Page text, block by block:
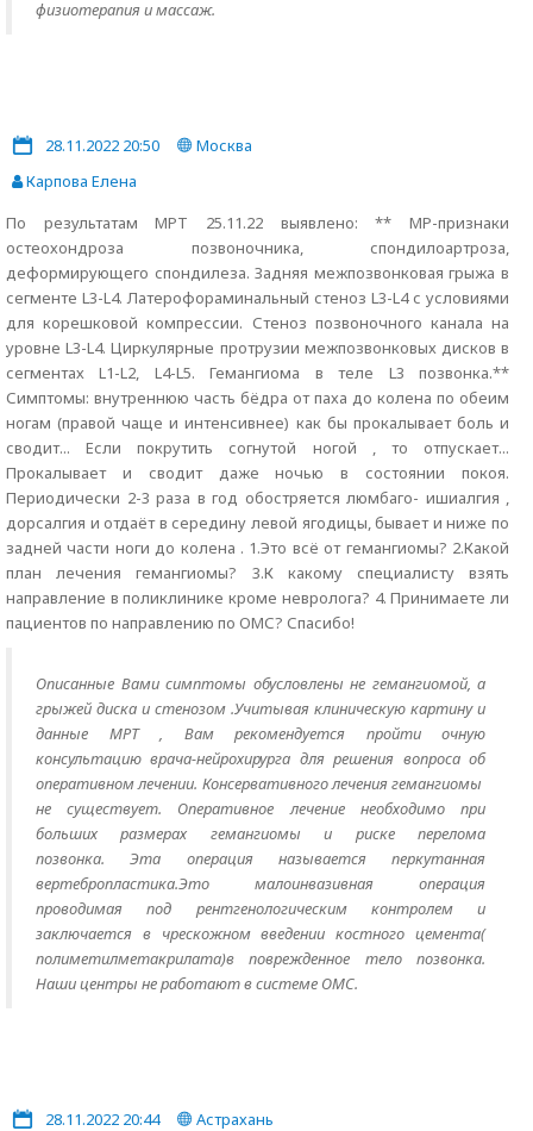
физиотерапия и массаж.
28.11.2022 20:50
Москва
Карпова Елена
По результатам МРТ 25.11.22 выявлено: ** МР-признаки
остеохондроза позвоночника, спондилоартроза,
деформирующего спондилеза. Задняя межпозвонковая грыжа в
сегменте L3-L4. Латерофораминальный стеноз L3-L4 с условиями
для корешковой компрессии. Стеноз позвоночного канала на
уровне L3-L4. Циркулярные протрузии межпозвонковых дисков в
сегментах L1-L2, L4-L5. Гемангиома в теле L3 позвонка.**
Симптомы: внутреннюю часть бёдра от паха до колена по обеим
ногам (правой чаще и интенсивнее) как бы прокалывает боль и
сводит... Если покрутить согнутой ногой , то отпускает...
Прокалывает и сводит даже ночью в состоянии покоя.
Периодически 2-3 раза в год обостряется люмбаго- ишиалгия ,
дорсалгия и отдаёт в середину левой ягодицы, бывает и ниже по
задней части ноги до колена . 1.Это всё от гемангиомы? 2.Какой
план лечения гемангиомы? 3.К какому специалисту взять
направление в поликлинике кроме невролога? 4. Принимаете ли
пациентов по направлению по ОМС? Спасибо!
Описанные Вами симптомы обусловлены не гемангиомой, а
грыжей диска и стенозом .Учитывая клиническую картину и
данные МРТ , Вам рекомендуется пройти очную
консультацию врача-нейрохирурга для решения вопроса об
оперативном лечении. Консервативного лечения гемангиомы
не существует. Оперативное лечение необходимо при
больших размерах гемангиомы и риске перелома
позвонка. Эта операция называется перкутанная
вертебропластика.Это малоинвазивная операция
проводимая под рентгенологическим контролем и
заключается в чрескожном введении костного цемента(
полиметилметакрилата)в поврежденное тело позвонка.
Наши центры не работают в системе ОМС.
28.11.2022 20:44
Астрахань